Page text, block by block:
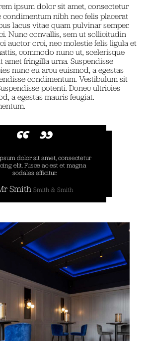
ipsum dolor sit amet, consectetur
nibh nec felis placerat
lacus vitae quam pulvinar semper.
Nunc convallis, sem ut sollicitudin
auctor orci, nec molestie felis ligula et
commodo nunc ut, scelerisque
amet fringilla urna. Suspendisse
nunc eu arcu euismod, a egestas
condimentum. Vestibulum sit
potenti. Donec ultricies
a egestas mauris feugiat.
dolor sit amet, consectetur
elit. Fusce ac est et magna
sodales efficitur.
Smith Smith & Smith